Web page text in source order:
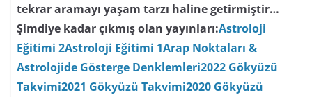
tekrar aramayı yaşam tarzı haline getirmiştir…
Şimdiye kadar çıkmış olan yayınları:Astroloji
Eğitimi 2Astroloji Eğitimi 1Arap Noktaları &
Astrolojide Gösterge Denklemleri2022 Gökyüzü
Takvimi2021 Gökyüzü Takvimi2020 Gökyüzü